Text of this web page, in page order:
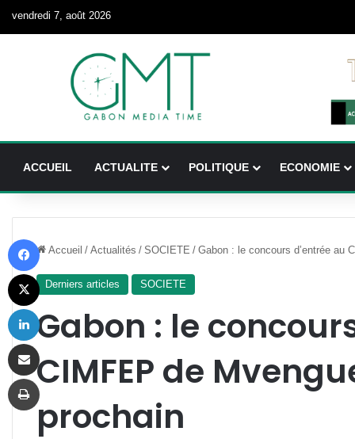
vendredi 7, août 2026
ACCUEIL ACTUALITE POLITIQUE ECONOMIE
Accueil / Actualités / SOCIETE / Gabon : le concours d’entrée au
Derniers articles SOCIETE
Gabon : le
CIMFEP de
prochain
X
Imprimer